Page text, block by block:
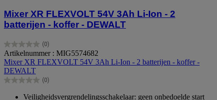
Mixer XR FLEXVOLT 54V 3Ah Li-Ion - 2
batterijen - koffer - DEWALT
(0)
0.0
van
de
5
sterren.
Artikelnummer : MIG5574682
Mixer XR FLEXVOLT 54V 3Ah Li-Ion - 2 batterijen - koffer -
DEWALT
(0)
0.0
Veiligheidsvergrendelingsschakelaar: geen onbedoelde start